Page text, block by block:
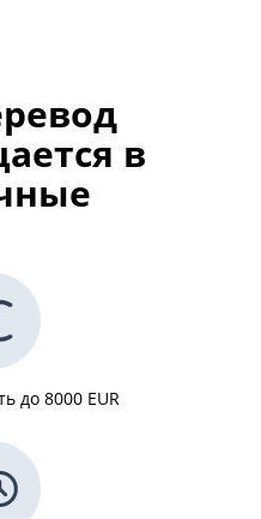
в
до 8000 EUR